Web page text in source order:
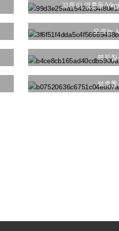
꼬투리 영혼들/
오르는
북두
보호